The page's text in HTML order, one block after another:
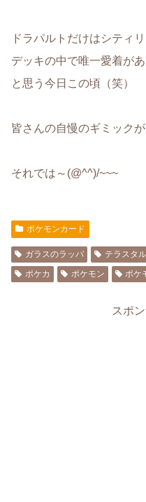
ドラパルトだけはシティ
デッキの中で唯一愛着が
と思う今日この頃（笑）
皆さんの自慢のギミック
それでは～(@^^)/~~~
ポケモンカード
ガラスのラッパ テラスタル
ポケカ
ポケモン ポケ
スポ